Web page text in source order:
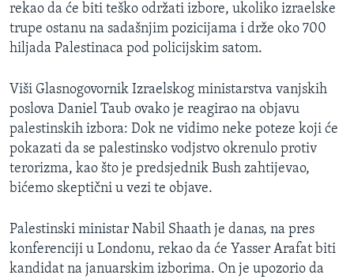
rekao da će biti teško održati izbore, ukoliko izraelske
trupe ostanu na sadašnjim pozicijama i drže oko 700
hiljada Palestinaca pod policijskim satom.
Viši Glasnogovornik Izraelskog ministarstva vanjskih
poslova Daniel Taub ovako je reagirao na objavu
palestinskih izbora: Dok ne vidimo neke poteze koji će
pokazati da se palestinsko vodjstvo okrenulo protiv
terorizma, kao što je predsjednik Bush zahtijevao,
bićemo skeptični u vezi te objave.
Palestinski ministar Nabil Shaath je danas, na pres
konferenciji u Londonu, rekao da će Yasser Arafat biti
kandidat na januarskim izborima. On je upozorio da